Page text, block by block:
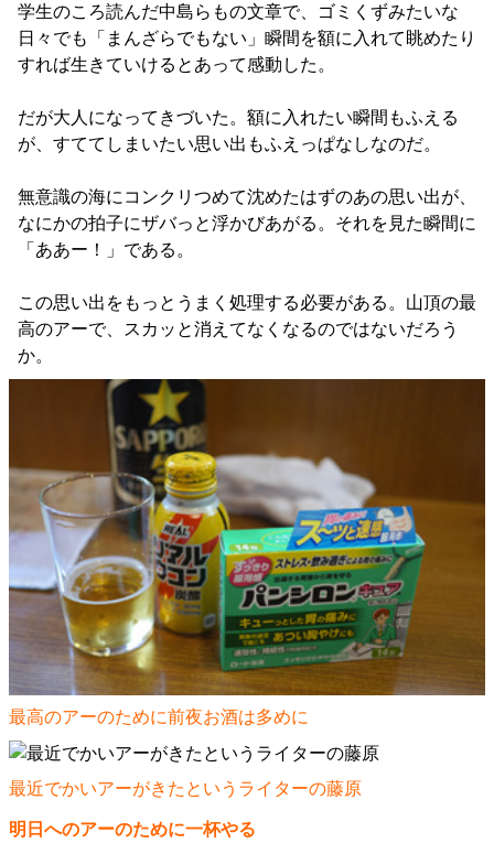
学生のころ読んだ中島らもの文章で、ゴミくずみたいな
日々でも「まんざらでもない」瞬間を額に入れて眺めたり
すれば生きていけるとあって感動した。
だが大人になってきづいた。額に入れたい瞬間もふえる
が、すててしまいたい思い出もふえっぱなしなのだ。
無意識の海にコンクリつめて沈めたはずのあの思い出が、
なにかの拍子にザバっと浮かびあがる。それを見た瞬間に
「ああー！」である。
この思い出をもっとうまく処理する必要がある。山頂の最
高のアーで、スカッと消えてなくなるのではないだろう
か。
最高のアーのために前夜お酒は多めに
最近でかいアーがきたというライターの藤原
明日へのアーのために一杯やる